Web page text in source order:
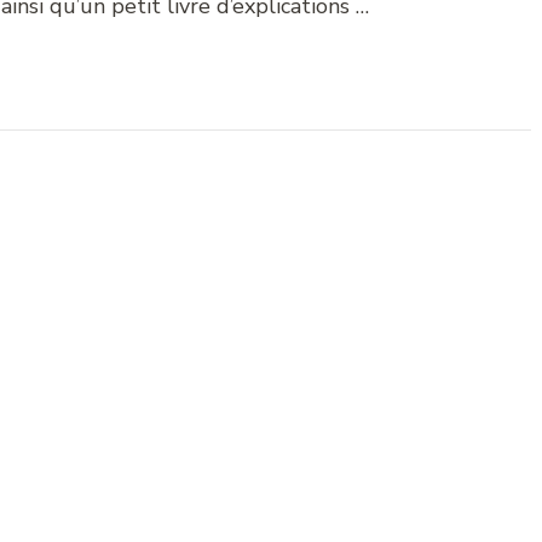
qu’un petit livre d’explications …